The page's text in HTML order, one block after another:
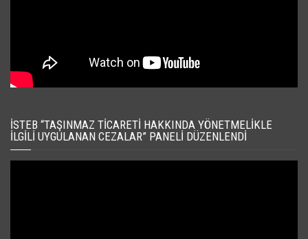
İSTEB “TAŞINMAZ TICARETI HAKKINDA YÖNETMELIKLE
İLGILI UYGULANAN CEZALAR” PANELI DÜZENLENDI